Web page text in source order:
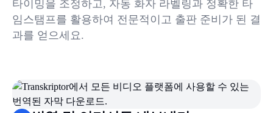
타이밍을 조정하고, 자동 화자 라벨링과 정확한 타
임스탬프를 활용하여 전문적이고 출판 준비가 된 결
과를 얻으세요.